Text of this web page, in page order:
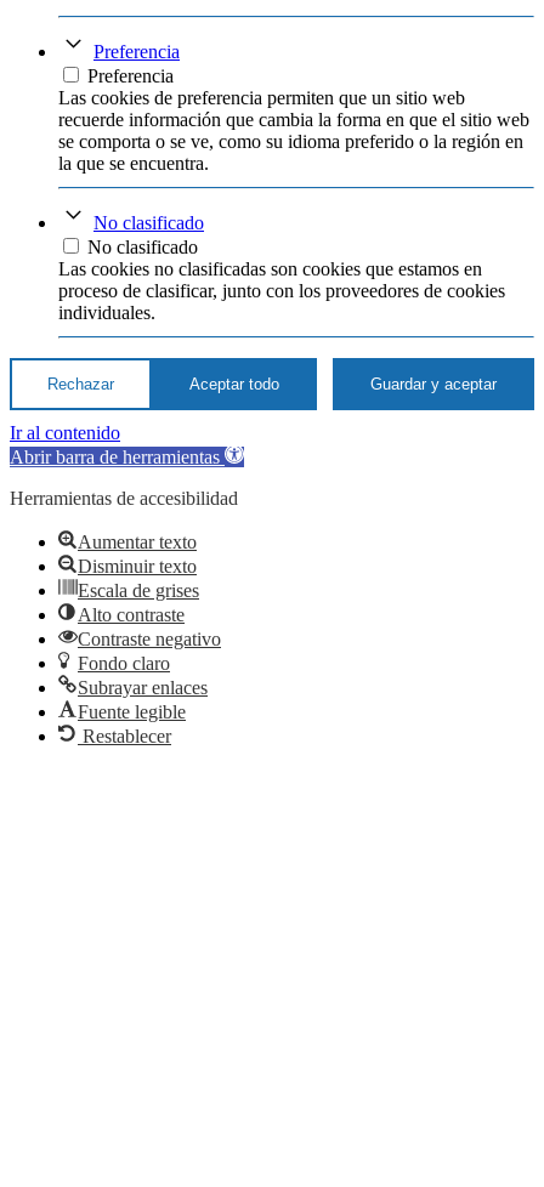
Preferencia
Preferencia
Las cookies de preferencia permiten que un sitio web
recuerde información que cambia la forma en que el sitio web
se comporta o se ve, como su idioma preferido o la región en
la que se encuentra.
No clasificado
No clasificado
Las cookies no clasificadas son cookies que estamos en
proceso de clasificar, junto con los proveedores de cookies
individuales.
Rechazar Aceptar todo Guardar y aceptar
Ir al contenido
Abrir barra de herramientas
Herramientas de accesibilidad
Aumentar texto
Disminuir texto
Escala de grises
Alto contraste
Contraste negativo
Fondo claro
Subrayar enlaces
Fuente legible
Restablecer